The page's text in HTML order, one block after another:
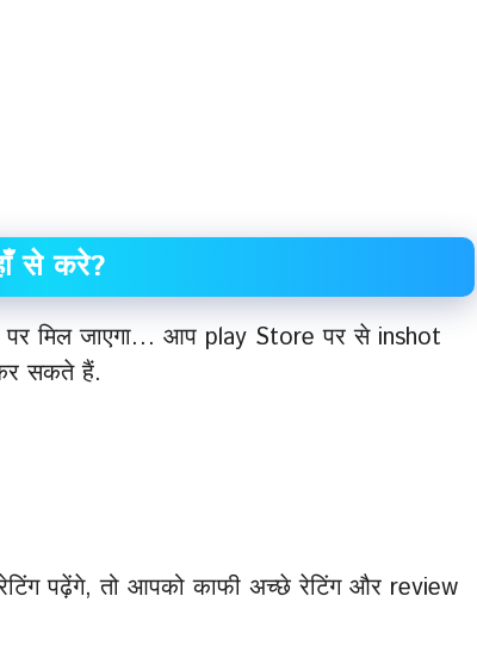
से करे?
मिल जाएगा… आप play Store पर से inshot
सकते हैं.
पढ़ेंगे, तो आपको काफी अच्छे रेटिंग और review